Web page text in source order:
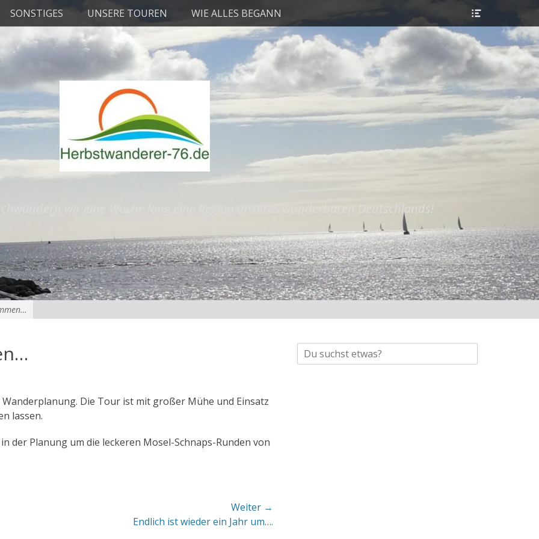
SONSTIGES UNSERE TOUREN WIE ALLES BEGANN
wir eine Woche lang eine Region unseres wunderbaren Deutschlands!
Die Tour ist mit großer Mühe und Einsatz
lassen.
der Planung um die leckeren Mosel-Schnaps-Runden von
Weiter →
Endlich ist wieder ein Jahr um….
Suche
nach: